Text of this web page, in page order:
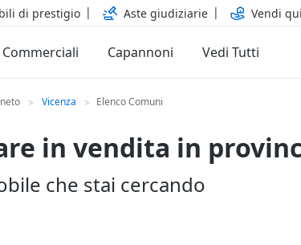
di prestigio Aste giudiziarie Vendi qui
Commerciali Capannoni Vedi Tutti
> Vicenza > Elenco Comuni
in vendita in
che stai cercando